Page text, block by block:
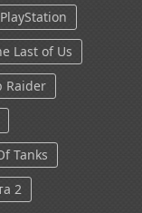
PlayStation
Last of Us
Raider
Tanks
2